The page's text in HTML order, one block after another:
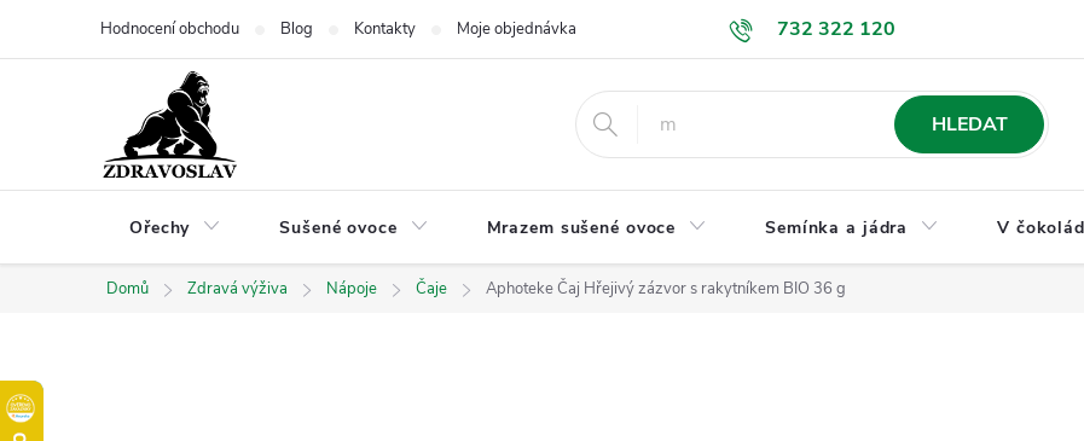
732 322 120
Hodnocení obchodu Blog Kontakty Moje objednávka GDPR a ochrana osobních údajů Jak nakupovat
HLEDAT
Ořechy Sušené ovoce Mrazem sušené ovoce Semínka a jádra V
Domů Zdravá výživa Nápoje Čaje Aphoteke Čaj Hřejivý zázvor s rakytníkem BIO 36 g